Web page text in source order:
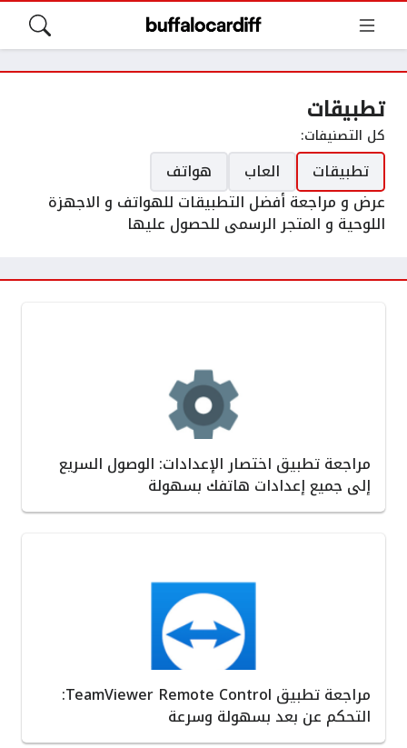
تطبيقات
كل التصنيفات:
العاب تطبيقات
هواتف
عرض و مراجعة أفضل التطبيقات للهواتف و الاجهزة
اللوحية و المتجر الرسمى للحصول عليها
مراجعة تطبيق اختصار الإعدادات: الوصول السريع
إلى جميع إعدادات هاتفك بسهولة
مراجعة تطبيق TeamViewer Remote Control:
التحكم عن بعد بسهولة وسرعة